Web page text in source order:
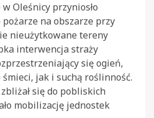
Oleśnicy przyniosło
na obszarze przy
nieużytkowane tereny
interwencja straży
się ogień,
jak i suchą roślinność.
się do pobliskich
mobilizację jednostek